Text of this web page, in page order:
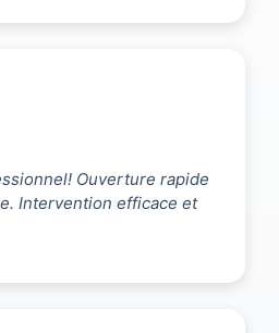
Ouverture rapide
Intervention efficace et